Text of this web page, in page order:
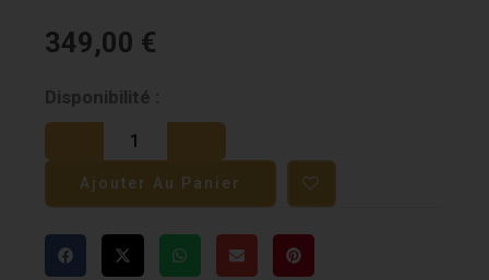
349,00 €
Disponibilité :
quantité
de
Guitare
SQOE
Auditorium
Ajouter Au Panier